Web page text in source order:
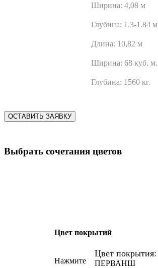
Ширина: 4,08 м
Глубина: 1.3-1.84 м
Длина: 10,82 м
Ширина: 68 куб. м.
Глубина: 1560 кг.
ОСТАВИТЬ ЗАЯВКУ
Выбрать сочетания цветов
Цвет покрытий
Нажмите
Цвет покрытия:
ПЕРВАНШ